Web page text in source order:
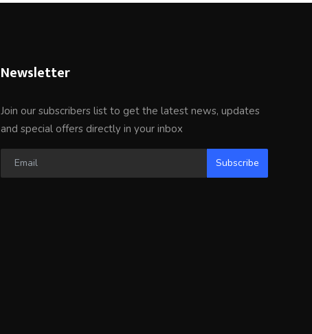
Newsletter
Join our subscribers list to get the latest news, updates
and special offers directly in your inbox
Subscribe